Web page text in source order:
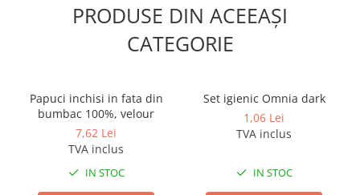
PRODUSE DIN ACEEAȘI
CATEGORIE
Papuci inchisi in fata din
bumbac 100%, velour
7,62 Lei
TVA inclus
IN STOC
Set igienic Omnia dark
1,06 Lei
TVA inclus
IN STOC